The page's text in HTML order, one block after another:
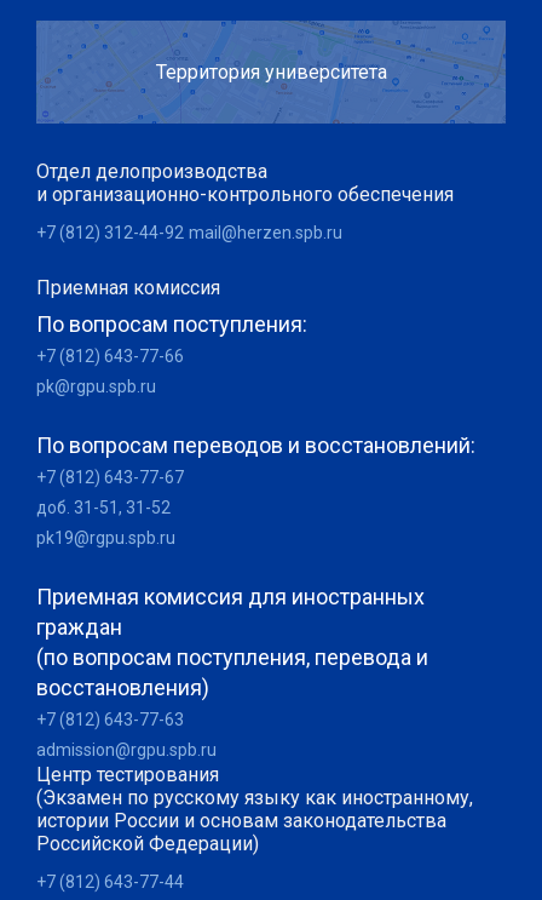
Территория университета
Отдел делопроизводства
и организационно-контрольного обеспечения
+7 (812) 312-44-92 mail@herzen.spb.ru
Приемная комиссия
По вопросам поступления:
+7 (812) 643-77-66
pk@rgpu.spb.ru
По вопросам переводов и восстановлений:
+7 (812) 643-77-67
доб. 31-51, 31-52
pk19@rgpu.spb.ru
Приемная комиссия для иностранных
граждан
(по вопросам поступления, перевода и
восстановления)
+7 (812) 643-77-63
admission@rgpu.spb.ru
Центр тестирования
(Экзамен по русскому языку как иностранному,
истории России и основам законодательства
Российской Федерации)
+7 (812) 643-77-44